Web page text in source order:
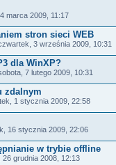
marca 2009, 11:17
stron sieci WEB
3 września 2009, 10:31
dla WinXP?
7 lutego 2009, 10:31
zdalnym
1 stycznia 2009, 22:58
16 stycznia 2009, 22:06
w trybie offline
26 grudnia 2008, 12:13